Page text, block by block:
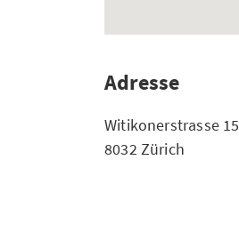
Adresse
Witikonerstrasse 15
8032 Zürich